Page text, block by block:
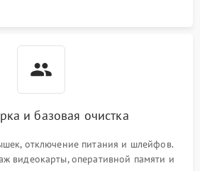
и базовая очистка
отключение питания и шлейфов.
видеокарты, оперативной памяти и